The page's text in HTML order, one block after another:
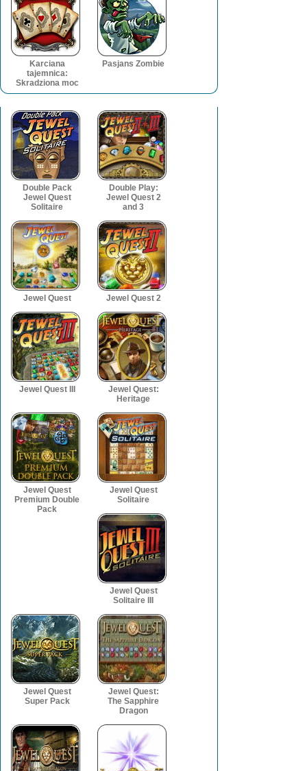
Karciana
tajemnica:
Skradziona moc
Pasjans Zombie
Double Pack
Jewel Quest
Solitaire
Double Play:
Jewel Quest 2
and 3
Jewel Quest Jewel Quest 2
Jewel Quest III
Jewel Quest:
Heritage
Jewel Quest
Premium Double
Pack
Jewel Quest
Solitaire
Jewel Quest
Solitaire III
Jewel Quest
Super Pack
Jewel Quest:
The Sapphire
Dragon